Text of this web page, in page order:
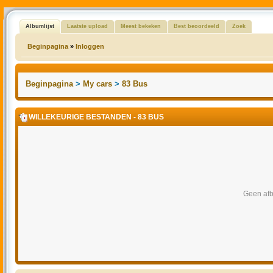
Albumlijst Laatste upload Meest bekeken Best beoordeeld Zoek
Beginpagina » Inloggen
Beginpagina> My cars > 83 Bus
WILLEKEURIGE BESTANDEN - 83 BUS
Geen